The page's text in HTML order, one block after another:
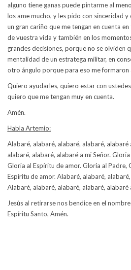
alguno tiene ganas puede pintarme al
los ame mucho, y les pido con sinceridad
un gran cariño que me tengan en cuenta
de vuestra vida y también en los
grandes decisiones, porque no se olviden
mentalidad de un estratega militar, en
otro ángulo porque para eso me formaron
Quiero ayudarles, quiero estar con
quiero que me tengan muy en cuenta.
Amén.
Habla Artemio:
Alabaré, alabaré, alabaré, alabaré, alabaré
alabaré, alabaré, alabaré a mi Señor.
Gloria al Espíritu de amor. Gloria al Padre,
Espíritu de amor. Alabaré, alabaré,
Alabaré, alabaré, alabaré, alabaré, alabaré
Jesús al retirarse nos bendice en el
Espíritu Santo, Amén.